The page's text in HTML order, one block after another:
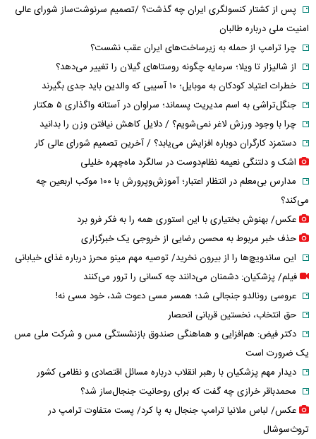
پس از کشتار کنسولگری ایران چه گذشت؟ /تصمیم سرنوشت‌ساز شورای عالی
امنیت ملی درباره طالبان
چرا ترامپ از حمله به زیرساخت‌های ایران عقب نشست؟
از شالیزار تا ویلا؛ سرمایه چگونه روستاهای گیلان را تغییر می‌دهد؟
خطرات اعتیاد کودکان به موبایل؛ ۱۰ آسیبی که والدین باید جدی بگیرند
جنگل‌تراشی به اسم مدیریت پسماند؛ سراوان در آستانه واگذاری ۵ هکتار
چرا با وجود ورزش لاغر نمی‌شویم؟ / دلایل کاهش نیافتن وزن را بدانید
دستمزد کارگران دوباره افزایش می‌یابد؟ / آخرین تصمیم شورای عالی کار
اشک و دلتنگی نعیمه نظام‌دوست در سالگرد ماه‌چهره خلیلی
مدارس بی‌معلم در انتظار اعتبار؛ آموزش‌وپرورش با ۱۰۰ موکب اربعین چه
می‌کند؟
عکس/ بهنوش بختیاری با این استوری همه را به فکر فرو برد
حذف خبر مربوط به محسن رضایی از خروجی یک خبرگزاری
این ساندویچ‌ها را از بیرون نخرید/ توصیه مهم مینو محرز درباره غذای خیابانی
فیلم/ پزشکیان: دشمنان می‌دانند چه کسانی را ترور می‌کنند
عروسی رونالدو جنجالی شد؛ همسر مسی دعوت شد، خود مسی نه!
حق انتخاب، نخستین قربانی انحصار
دکتر فیض: هم‌افزایی و هماهنگی صندوق بازنشستگی مس و شرکت ملی مس
یک ضرورت است
دیدار مهم پزشکیان با رهبر انقلاب درباره مسائل اقتصادی و نظامی کشور
محمدباقر خرازی چه گفت که برای روحانیت جنجال‌ساز شد؟
عکس/ لباس ملانیا ترامپ جنجال به پا کرد/ پست متفاوت ترامپ در
تروث‌سوشال